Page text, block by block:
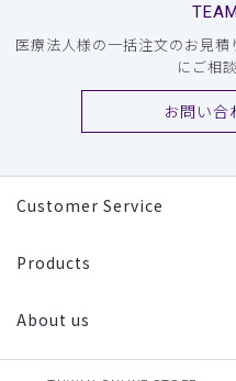
医療法人様の一括注文のお見
にご相
お問い合
Customer Service
Products
About us